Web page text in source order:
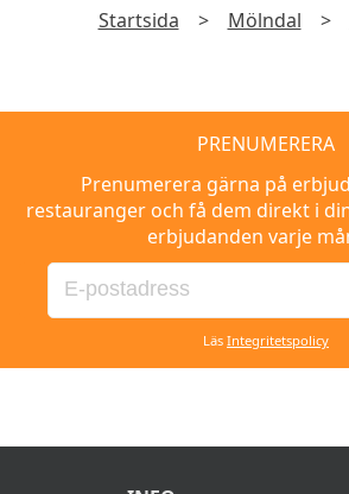
Startsida > Mölndal >
PRENUMERERA
Prenumerera gärna på
restauranger och få dem direkt i
erbjudanden varje
Läs Integritetspolicy